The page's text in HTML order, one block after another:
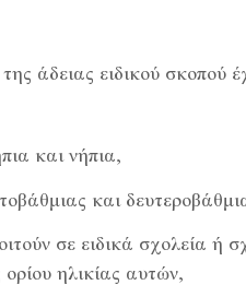
άδειας ειδικού σκοπού
και νήπια,
και
σε ειδικά σχολεία ή
ηλικίας αυτών,